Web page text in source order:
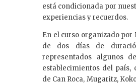
está condicionada por
experiencias y recuerdos.
En el curso organizado por
de dos días de
representados algunos
establecimientos del país,
de Can Roca, Mugaritz,